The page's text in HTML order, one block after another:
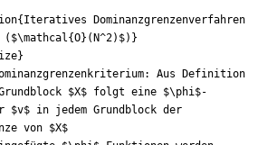
{ Iteratives Dominanzgrenzenverfahren
( $\mathcal{O} ( N^2) $) }
}
Aus Definition
$X$ folgt eine $\phi$-
$v$ in jedem Grundblock der
von $X$